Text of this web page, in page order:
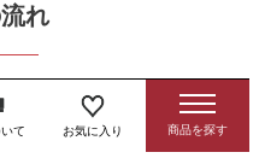
て お気に入り
れ